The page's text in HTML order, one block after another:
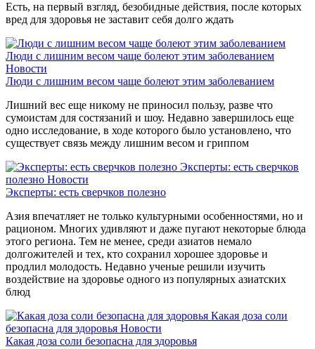
Есть, на первый взгляд, безобидные действия, после которых
вред для здоровья не заставит себя долго ждать
Люди с лишним весом чаще болеют этим заболеванием
Новости
Люди с лишним весом чаще болеют этим заболеванием
Лишний вес еще никому не приносил пользу, разве что
сумоистам для состязаний и шоу. Недавно завершилось еще
одно исследование, в ходе которого было установлено, что
существует связь между лишним весом и гриппом
Эксперты: есть сверчков
полезно Новости
Эксперты: есть сверчков полезно
Азия впечатляет не только культурными особенностями, но и
рационом. Многих удивляют и даже пугают некоторые блюда
этого региона. Тем не менее, среди азиатов немало
долгожителей и тех, кто сохранил хорошее здоровье и
продлил молодость. Недавно ученые решили изучить
воздействие на здоровье одного из популярных азиатских
блюд
Какая доза соли
безопасна для здоровья Новости
Какая доза соли безопасна для здоровья